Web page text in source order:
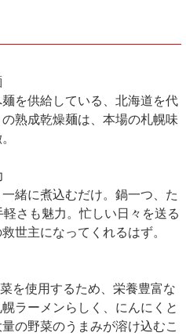
を供給している、北海道を代
熟成乾燥麺は、本場の札幌味
緒に煮込むだけ。鍋一つ、た
さも魅力。忙しい日々を送る
世主になってくれるはず。
を使用するため、栄養豊富な
ラーメンらしく、にんにくと
の野菜のうまみが溶け込むこ